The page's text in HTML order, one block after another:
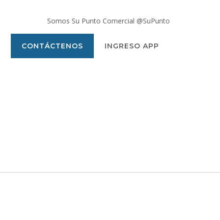
Somos Su Punto Comercial @SuPunto
CONTÁCTENOS INGRESO APP